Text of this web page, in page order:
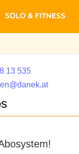
Solo & Fitness
13 535